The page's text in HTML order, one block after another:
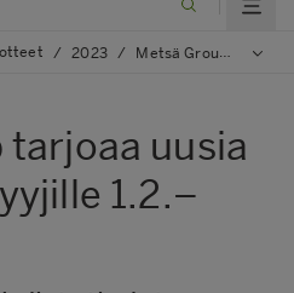
/ 2023 / Metsä Group tarjoaa uusia etuja puunmyyjille 1.2.–30.4.2023
tarjoaa uusia
1.2.–